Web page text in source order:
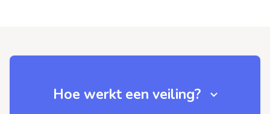
Hoe werkt een veiling?